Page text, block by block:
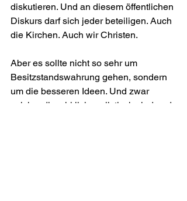
diskutieren. Und an diesem öffentlichen
Diskurs darf sich jeder beteiligen. Auch
die Kirchen. Auch wir Christen.
Aber es sollte nicht so sehr um
Besitzstands­wahrung gehen, sondern
um die besseren Ideen. Und zwar
solche, die wirklich realistisch sind und